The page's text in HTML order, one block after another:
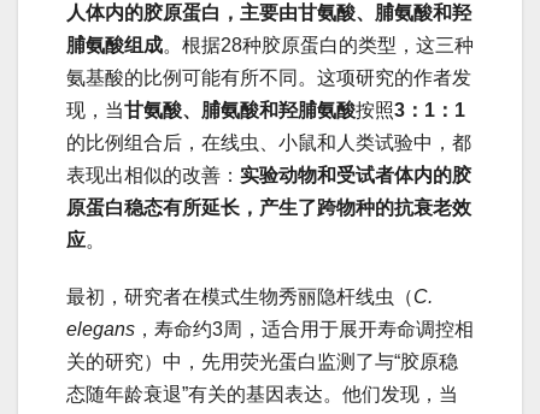
人体内的胶原蛋白，主要由甘氨酸、脯氨酸和羟
脯氨酸组成。根据28种胶原蛋白的类型，这三种
氨基酸的比例可能有所不同。这项研究的作者发
现，当甘氨酸、脯氨酸和羟脯氨酸按照3：1：1
的比例组合后，在线虫、小鼠和人类试验中，都
表现出相似的改善： 实验动物和受试者体内的胶
原蛋白稳态有所延长，产生了跨物种的抗衰老效
应。
最初，研究者在模式生物秀丽隐杆线虫（C.
elegans ，寿命约3周，适合用于展开寿命调控相
关的研究）中，先用荧光蛋白监测了与“胶原稳
态随年龄衰退”有关的基因表达。他们发现，当